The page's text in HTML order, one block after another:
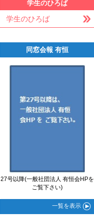
学生のひろば
学生のひろば
同窓会報 有恒
27号以降(一般社団法人 有恒会HPを
ご覧下さい)
一覧を表示